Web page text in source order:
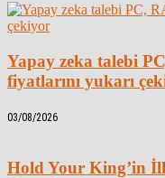
Yapay zeka talebi
fiyatlarını yukarı
03/08/2026
Hold Your King’in